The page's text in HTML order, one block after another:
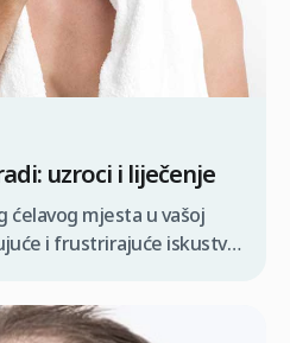
uzroci i liječenje
ćelavog mjesta u vašoj
i frustrirajuće iskustvo,
na vaš izgled i
temeljnog uzroka